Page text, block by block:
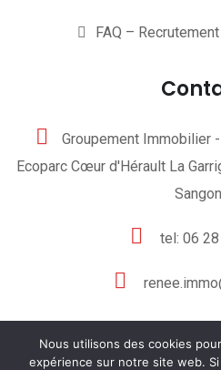
FAQ –
Groupement Immobilier
Ecoparc Cœur d'Hérault La
tel: 06
Nous utilisons des cookies
expérience sur notre site web.